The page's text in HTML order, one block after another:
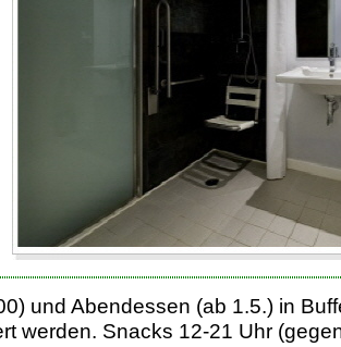
und Abendessen (ab 1.5.) in
werden. Snacks 12-21 Uhr